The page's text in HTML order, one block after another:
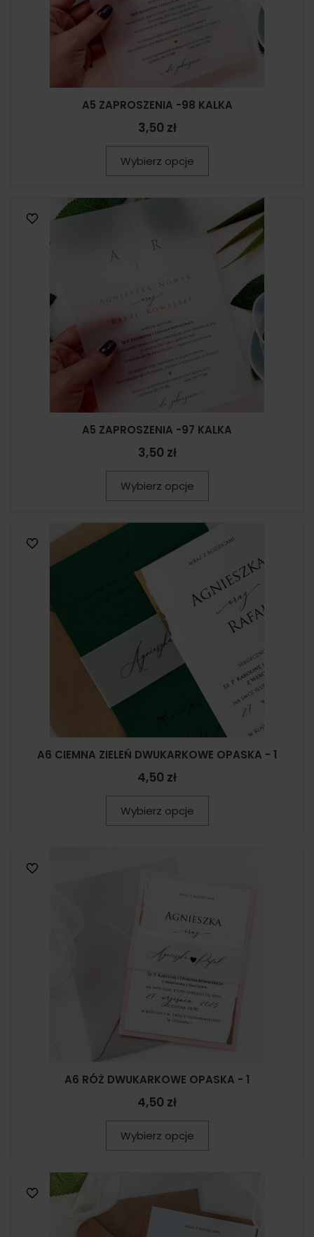
A5 ZAPROSZENIA -98 KALKA
3,50 zł
Wybierz opcje
A5 ZAPROSZENIA -97 KALKA
3,50 zł
Wybierz opcje
A6 CIEMNA ZIELEŃ DWUKARKOWE OPASKA - 1
4,50 zł
Wybierz opcje
A6 RÓŻ DWUKARKOWE OPASKA - 1
4,50 zł
Wybierz opcje